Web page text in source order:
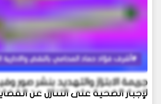
أشرف فؤاد حماد المحامي بالنقض والادارية
جريمة الابتزاز والتهديد بنشر صور
لإجبار الضحية على التنازل عن